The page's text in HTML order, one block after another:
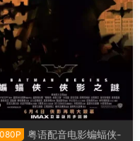
粤语配音电影蝙蝠侠-